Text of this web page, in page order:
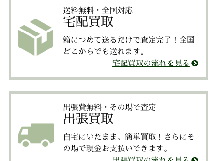
送料無料・全国対応
宅配買取
箱につめて送るだけで査定完了！全国
どこからでも送れます。
宅配買取の流れを見る
出張費無料・その場で査定
出張買取
自宅にいたまま、簡単買取！さらにそ
の場で現金お支払いできます。